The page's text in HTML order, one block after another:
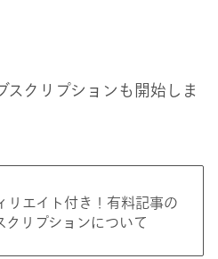
クリプションも開始しま
リエイト付き！有料記事の
クリプションについて